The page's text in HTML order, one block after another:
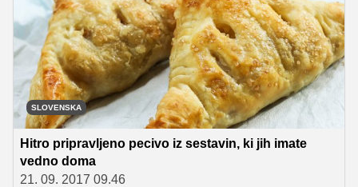
SLOVENSKA
Hitro pripravljeno pecivo iz sestavin, ki jih imate
vedno doma
21. 09. 2017 09.46